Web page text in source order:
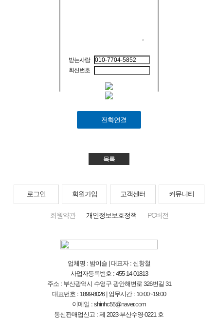
받는사람
회신번호
전화연결
목록
로그인 회원가입 고객센터 커뮤니티
회원약관 개인정보보호정책 PC버전
업체명 : 밤이슬 | 대표자 : 신항철
사업자등록번호 : 455-14-01813
주소 : 부산광역시 수영구 광안해변로 326번길 31
대표번호 : 1899-8026 | 업무시간 : 10:00~19:00
이메일 : shinhc55@naver.com
통신판매업신고 : 제 2023-부산수영-0221 호